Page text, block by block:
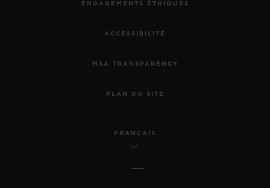
ENGAGEMENTS ÉTHIQUES
ACCESSIBILITÉ
MSA TRANSPARENCY
PLAN DU SITE
FRANÇAIS